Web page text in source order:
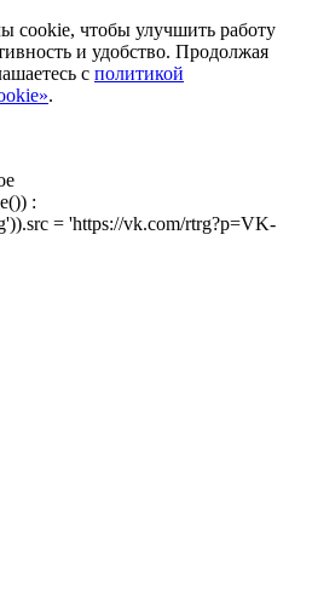
cookie, чтобы улучшить работу
и удобство. Продолжая
с политикой
.
:
= 'https://vk.com/rtrg?p=VK-